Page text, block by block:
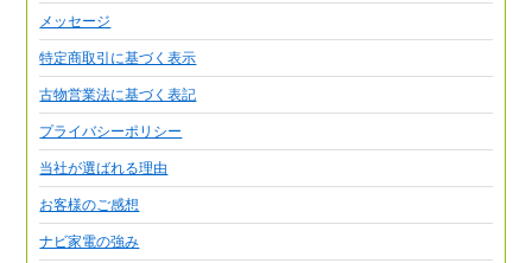
メッセージ
特定商取引に基づく表示
古物営業法に基づく表記
プライバシーポリシー
当社が選ばれる理由
お客様のご感想
ナビ家電の強み